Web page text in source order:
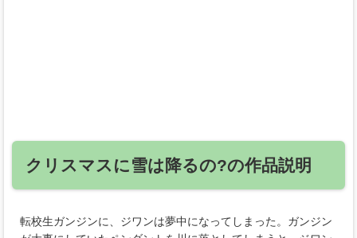
クリスマスに雪は降るの?の作品説明
転校生ガンジンに、ジワンは夢中になってしまった。ガンジン